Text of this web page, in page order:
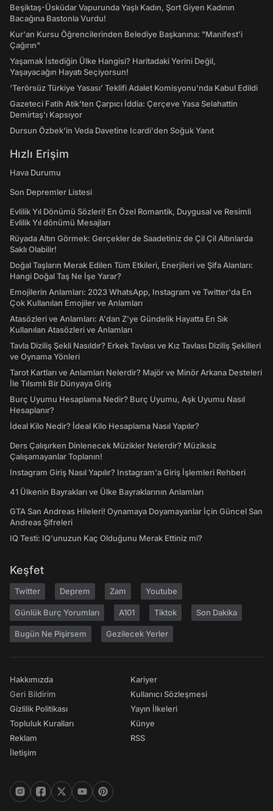
Beşiktaş-Üsküdar Vapurunda Yaşlı Kadın, Şort Giyen Kadının
Bacağına Bastonla Vurdu!
Kur'an Kursu Öğrencilerinden Belediye Başkanına: "Manifest’i
Çağırın"
Yaşamak İstediğin Ülke Hangisi? Haritadaki Yerini Değil,
Yaşayacağın Hayatı Seçiyorsun!
‘Terörsüz Türkiye Yasası’ Teklifi Adalet Komisyonu'nda Kabul Edildi
Gazeteci Fatih Atik'ten Çarpıcı İddia: Çerçeve Yasa Selahattin
Demirtaş'ı Kapsıyor
Dursun Özbek'in Veda Davetine Icardi'den Soğuk Yanıt
Hızlı Erişim
Hava Durumu
Son Depremler Listesi
Evlilik Yıl Dönümü Sözleri! En Özel Romantik, Duygusal ve Resimli
Evlilik Yıl dönümü Mesajları
Rüyada Altın Görmek: Gerçekler de Saadetiniz de Çil Çil Altınlarda
Saklı Olabilir!
Doğal Taşların Merak Edilen Tüm Etkileri, Enerjileri ve Şifa Alanları:
Hangi Doğal Taş Ne İşe Yarar?
Emojilerin Anlamları: 2023 WhatsApp, Instagram ve Twitter'da En
Çok Kullanılan Emojiler ve Anlamları
Atasözleri ve Anlamları: A'dan Z'ye Gündelik Hayatta En Sık
Kullanılan Atasözleri ve Anlamları
Tavla Diziliş Şekli Nasıldır? Erkek Tavlası ve Kız Tavlası Diziliş Şekilleri
ve Oynama Yönleri
Tarot Kartları ve Anlamları Nelerdir? Majör ve Minör Arkana Desteleri
İle Tılsımlı Bir Dünyaya Giriş
Burç Uyumu Hesaplama Nedir? Burç Uyumu, Aşk Uyumu Nasıl
Hesaplanır?
İdeal Kilo Nedir? İdeal Kilo Hesaplama Nasıl Yapılır?
Ders Çalışırken Dinlenecek Müzikler Nelerdir? Müziksiz
Çalışamayanlar Toplanın!
Instagram Giriş Nasıl Yapılır? Instagram'a Giriş İşlemleri Rehberi
41 Ülkenin Bayrakları ve Ülke Bayraklarının Anlamları
GTA San Andreas Hileleri! Oynamaya Doyamayanlar İçin Güncel San
Andreas Şifreleri
IQ Testi: IQ'unuzun Kaç Olduğunu Merak Ettiniz mi?
Keşfet
Twitter Deprem Zam Youtube
Günlük Burç Yorumları A101 Tiktok Son Dakika
Bugün Ne Pişirsem Gezilecek Yerler
Hakkımızda
Geri Bildirim
Gizlilik Politikası
Topluluk Kuralları
Reklam
İletişim
Kariyer
Kullanıcı Sözleşmesi
Yayın İlkeleri
Künye
RSS